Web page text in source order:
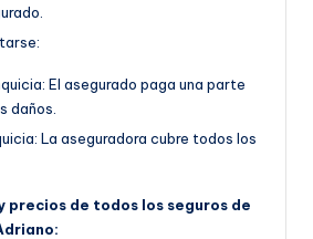
El asegurado paga una parte
daños.
La aseguradora cubre todos los
precios de todos los seguros de